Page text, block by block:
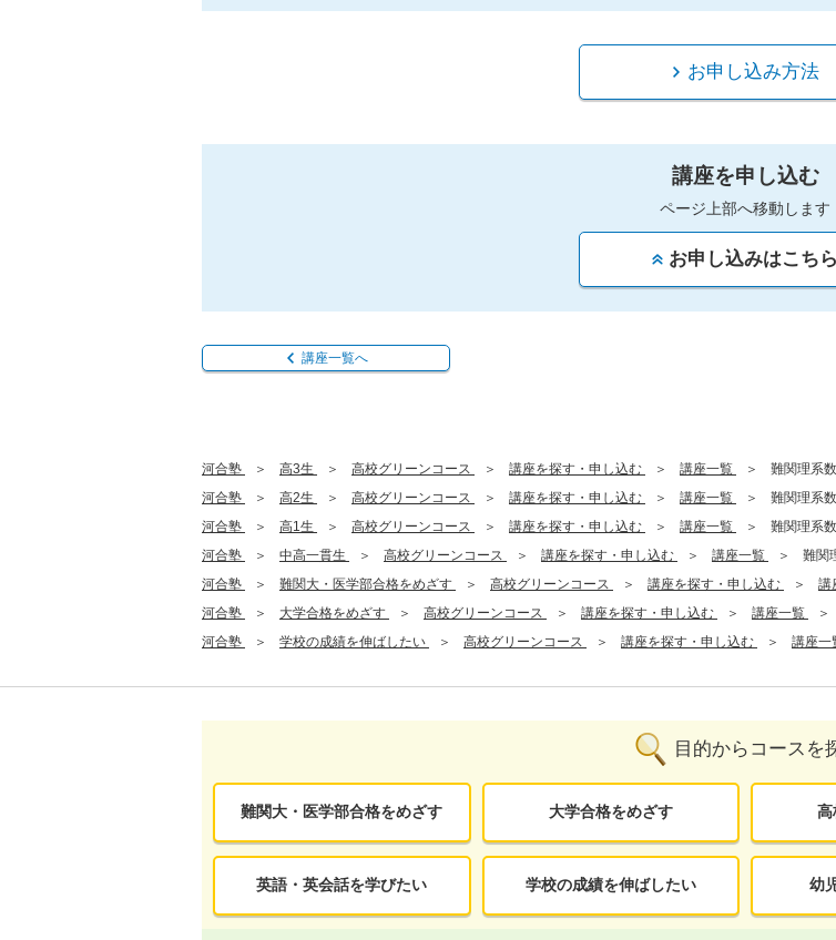
お申し込み方法
講座を申し込む
ページ上部へ移動します
お申し込みはこちら
講座一覧へ
河合塾 高3生 高校グリーンコース 講座を探す・申し込む 講座一覧
難関理系
河合塾
高2生 高校グリーンコース 講座を探す・申し込む 講座一覧
難関理系
河合塾
高1生 高校グリーンコース 講座を探す・申し込む 講座一覧
難関理系
河合塾
中高一貫生 高校グリーンコース 講座を探す・申し込む 講座一覧
難関
河合塾
難関大・医学部合格をめざす 高校グリーンコース 講座を探す・申し込む 講
河合塾
大学合格をめざす 高校グリーンコース 講座を探す・申し込む 講座一覧
河合塾
学校の成績を伸ばしたい 高校グリーンコース 講座を探す・申し込む 講座一
目的からコースを
難関大・医学部合格をめざす 大学合格をめざす 高
英語・英会話を学びたい 学校の成績を伸ばしたい 幼